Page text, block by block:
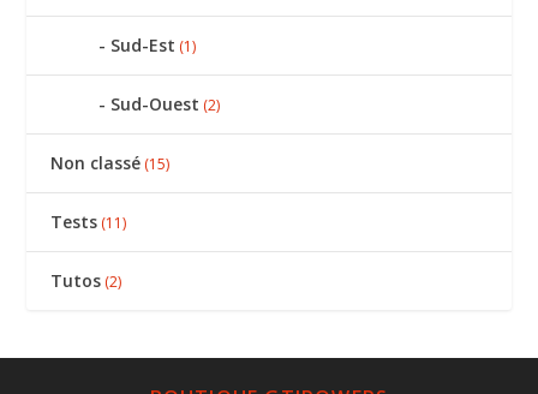
Sud-Est (1)
Sud-Ouest (2)
Non classé (15)
Tests (11)
Tutos (2)